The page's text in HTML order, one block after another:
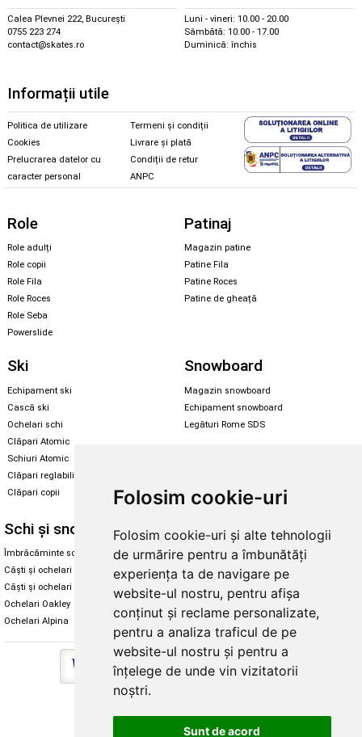
Folosim cookie-uri
Folosim cookie-uri și alte tehnologii
de urmărire pentru a îmbunătăți
experiența ta de navigare pe
website-ul nostru, pentru afișa
conținut și reclame personalizate,
pentru a analiza traficul de pe
website-ul nostru și pentru a
înțelege de unde vin vizitatorii
noștri.
Sunt de acord
Calea Plevnei 222, București
0755 223 274
contact@skates.ro
Luni - vineri: 10.00 - 20.00
Sâmbătă: 10.00 - 17.00
Duminică: închis
Informații utile
Politica de utilizare
Cookies
Prelucrarea datelor cu
caracter personal
Termeni și condiții
Livrare și plată
Condiții de retur
ANPC
Role
Role adulți
Role copii
Role Fila
Role Roces
Role Seba
Powerslide
Patinaj
Magazin patine
Patine Fila
Patine Roces
Patine de gheață
Ski
Echipament ski
Cască ski
Ochelari schi
Clăpari Atomic
Schiuri Atomic
Clăpari reglabili
Clăpari copii
Snowboard
Magazin snowboard
Echipament snowboard
Legături Rome SDS
Enuff Skateboards
Schi și snowboard
Îmbrăcăminte schi și snowboard
Căști și ochelari de iarnă
Căști și ochelari Alpina
Ochelari Oakley
Ochelari Alpina
Diverse
Cum aleg rolele
Cum aleg ochelarii
Ochelari de soare Oakley
Ochelari de soare Alpina
Intretinere manusi